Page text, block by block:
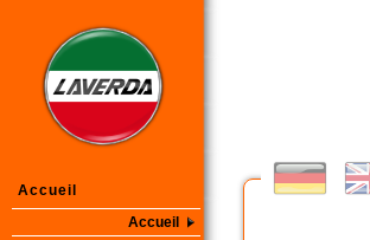
Accueil
Accueil